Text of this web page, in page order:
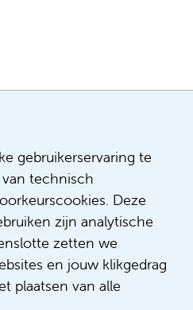
gebruikerservaring te
technisch
Deze
zijn analytische
zetten we
en jouw klikgedrag
plaatsen van alle